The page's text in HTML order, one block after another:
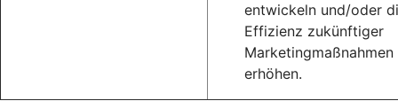
entwickeln und/oder
Effizienz zukünftiger
Marketingmaßnahmen
erhöhen.